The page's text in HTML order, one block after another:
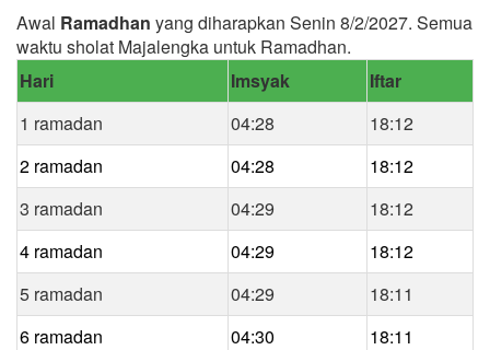
Awal Ramadhan yang diharapkan Senin 8/2/2027. Semua
waktu sholat Majalengka untuk Ramadhan.
Hari
Imsyak
Iftar
1 ramadan
04:28
18:12
2 ramadan
04:28
18:12
3 ramadan
04:29
18:12
4 ramadan
04:29
18:12
5 ramadan
04:29
18:11
6 ramadan
04:30
18:11